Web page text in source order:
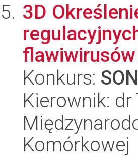
3D
Konkurs:
Kierownik: dr
Komórkowej